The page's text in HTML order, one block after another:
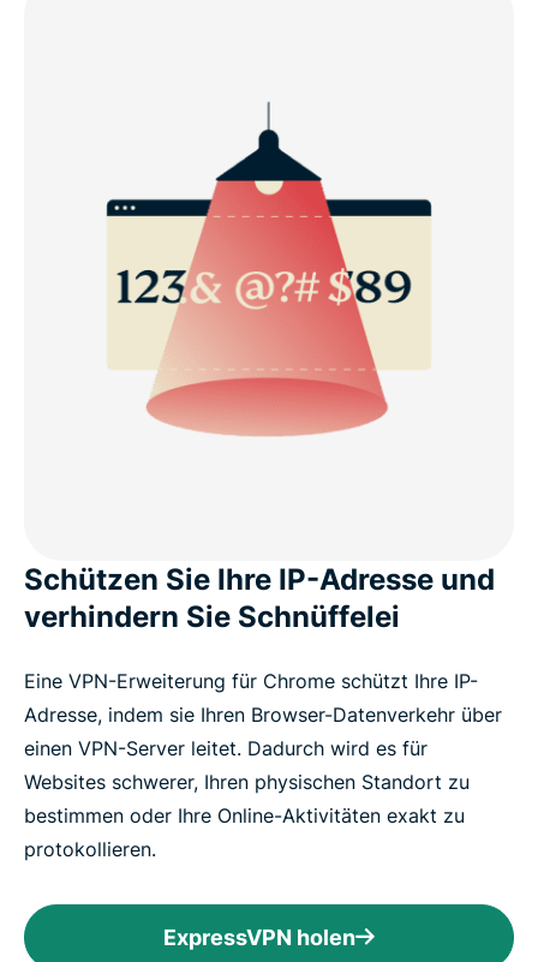
Schützen Sie Ihre IP-Adresse und
verhindern Sie Schnüffelei
Eine VPN-Erweiterung für Chrome schützt Ihre IP-
Adresse, indem sie Ihren Browser-Datenverkehr über
einen VPN-Server leitet. Dadurch wird es für
Websites schwerer, Ihren physischen Standort zu
bestimmen oder Ihre Online-Aktivitäten exakt zu
protokollieren.
ExpressVPN holen